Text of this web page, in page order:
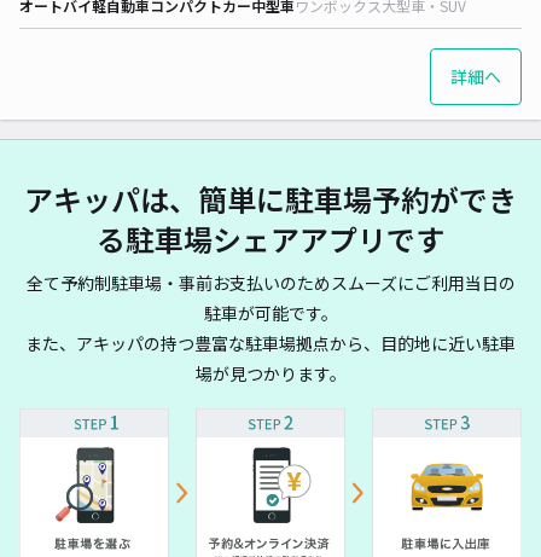
オートバイ軽自動車コンパクトカー中型車ワンボックス大型車・SUV
詳細へ
アキッパは、簡単に駐車場予約ができ
る駐車場シェアアプリです
全て予約制駐車場・事前お支払いのためスムーズにご利用当日の
駐車が可能です。
また、アキッパの持つ豊富な駐車場拠点から、目的地に近い駐車
場が見つかります。